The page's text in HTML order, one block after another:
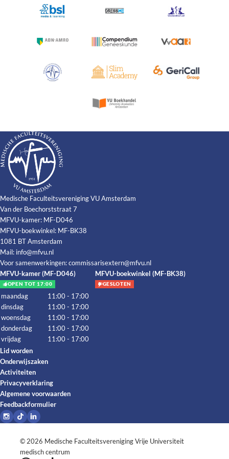
Medische Faculteitsvereniging VU Amsterdam
Van der Boechorststraat 7
MFVU-kamer: MF-D046
MFVU-boekwinkel: MF-BK38
1081 BT Amsterdam
Mail: info@mfvu.nl
Voor samenwerkingen:commissarisextern@mfvu.nl
MFVU-kamer (MF-D046)
OPEN TOT 17:00
maandag
11:00 - 17:00
dinsdag
11:00 - 17:00
woensdag
11:00 - 17:00
donderdag
11:00 - 17:00
vrijdag
11:00 - 17:00
MFVU-boekwinkel (MF-BK38)
GESLOTEN
Lid worden
Onderwijszaken
Activiteiten
Privacyverklaring
Algemene voorwaarden
Feedbackformulier
© 2026 Medische Faculteitsvereniging Vrije Universiteit
medisch centrum